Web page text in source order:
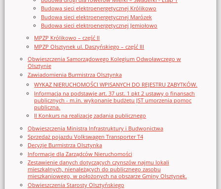
Budowa sieci elektroenergetycznej Królikowo
Budowa sieci elektroenergetycznej Marózek
Budowa sieci elektroenergetycznej Jemiołowo
MPZP Królikowo – część II
MPZP Olsztynek ul. Daszyńskiego – część III
Obwieszczenia Samorządowego Kolegium Odwoławczego w
Olsztynie
Zawiadomienia Burmistrza Olsztynka
WYKAZ NIERUCHOMOŚCI WPISANYCH DO REJESTRU ZABYTKÓW.
Informacja na podstawie art. 37 ust. 1 pkt 2 ustawy o finansach
publicznych - m.in. wykonanie budżetu JST umorzenia pomoc
publiczna.
II Konkurs na realizację zadania publicznego
Obwieszczenia Ministra Infrastruktury i Budwonictwa
Sprzedaż pojazdu Volkswagen Transporter T4
Decyzje Burmistrza Olsztynka
Informacje dla Zarządców Nieruchomości
Zestawienie danych dotyczących czynszów najmu lokali
mieszkalnych, nienależących do publicznego zasobu
mieszkaniowego, w położonych na obszarze Gminy Olsztynek.
Obwieszczenia Starosty Olsztyńskiego